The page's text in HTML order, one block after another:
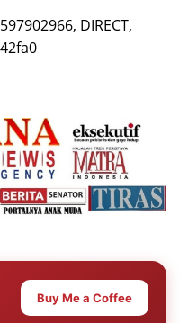
DIRECT,
Buy Me a Coffee